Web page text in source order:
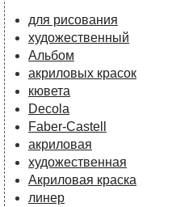
для рисования
художественный
Альбом
акриловых красок
кювета
Decola
Faber-Castell
акриловая
художественная
Акриловая краска
линер